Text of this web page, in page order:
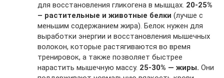
для восстановления гликогена в мышцах. 20-25%
– растительные и животные белки (лучше с
меньшим содержанием жира). Белок нужен для
выработки энергии и восстановления мышечных
волокон, которые растягиваются во время
тренировок, а также позволяет быстрее
нарастить мышечную массу. 25-30% — жиры. Они